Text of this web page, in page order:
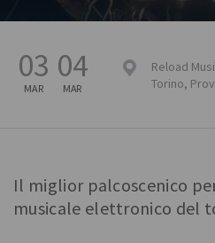
03
MAR
04
MAR
Reload
Torino,
Il miglior palcoscenico
musicale elettronico del